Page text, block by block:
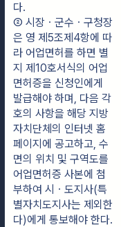
다.
② 시장ㆍ군수ㆍ구청장
은 영 제5조제4항에 따
라 어업면허를 하면 별
지 제10호서식의 어업
면허증을 신청인에게
발급해야 하며, 다음 각
호의 사항을 해당 지방
자치단체의 인터넷 홈
페이지에 공고하고, 수
면의 위치 및 구역도를
어업면허증 사본에 첨
부하여 시ㆍ도지사(특
별자치도지사는 제외한
다)에게 통보해야 한다.